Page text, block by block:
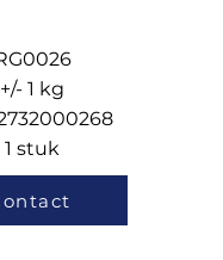
+/- 1 kg
1 stuk